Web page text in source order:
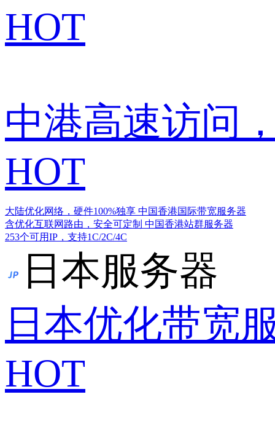
HOT
中港高速访问
HOT
大陆优化网络，硬件100%独享 中国香港国际带宽服务器
含优化互联网路由，安全可定制 中国香港站群服务器
253个可用IP，支持1C/2C/4C
日本服务器
日本优化带宽
HOT